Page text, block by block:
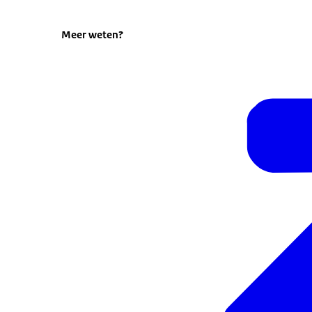
Gooische Praktijkschool,
WSKO St
Meer weten?